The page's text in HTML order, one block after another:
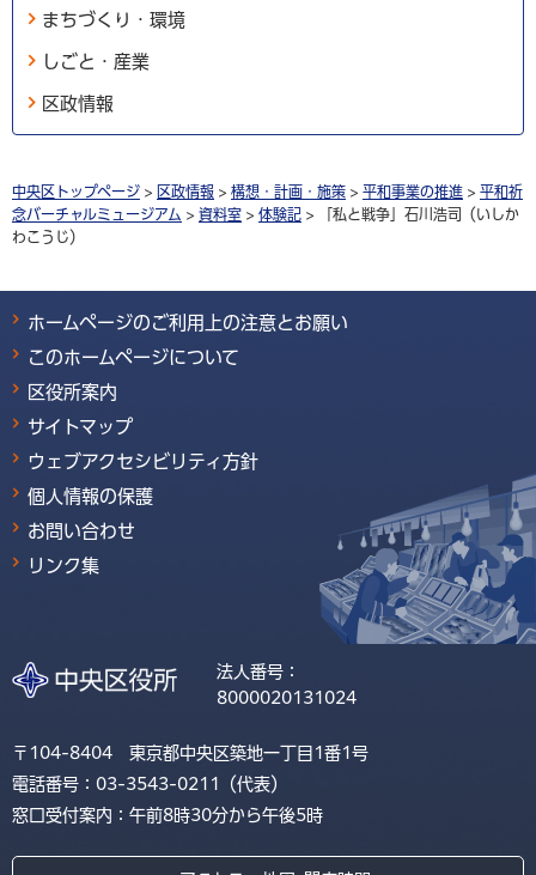
まちづくり・環境
しごと・産業
区政情報
中央区トップページ > 区政情報 > 構想・計画・施策 > 平和事業の推進 > 平和祈
念バーチャルミュージアム > 資料室 > 体験記 > 「私と戦争」石川浩司（いしか
わこうじ）
ホームページのご利用上の注意とお願い
このホームページについて
区役所案内
サイトマップ
ウェブアクセシビリティ方針
個人情報の保護
お問い合わせ
リンク集
法人番号：
8000020131024
〒104-8404 東京都中央区築地一丁目1番1号
電話番号：03-3543-0211（代表）
窓口受付案内：午前8時30分から午後5時